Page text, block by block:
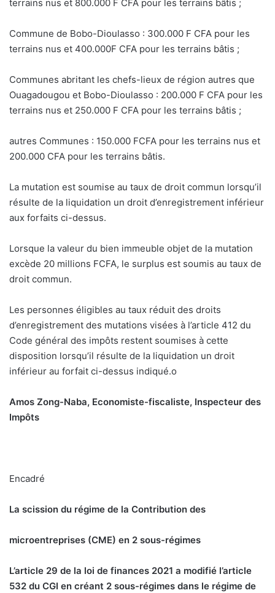
terrains nus et 800.000 F CFA pour les terrains bâtis ;
Commune de Bobo-Dioulasso : 300.000 F CFA pour les
terrains nus et 400.000F CFA pour les terrains bâtis ;
Communes abritant les chefs-lieux de région autres que
Ouagadougou et Bobo-Dioulasso : 200.000 F CFA pour les
terrains nus et 250.000 F CFA pour les terrains bâtis ;
autres Communes : 150.000 FCFA pour les terrains nus et
200.000 CFA pour les terrains bâtis.
La mutation est soumise au taux de droit commun lorsqu’il
résulte de la liquidation un droit d’enregistrement inférieur
aux forfaits ci-dessus.
Lorsque la valeur du bien immeuble objet de la mutation
excède 20 millions FCFA, le surplus est soumis au taux de
droit commun.
Les personnes éligibles au taux réduit des droits
d’enregistrement des mutations visées à l’article 412 du
Code général des impôts restent soumises à cette
disposition lorsqu’il résulte de la liquidation un droit
inférieur au forfait ci-dessus indiqué.o
Amos Zong-Naba, Economiste-fiscaliste, Inspecteur des
Impôts
Encadré
La scission du régime de la Contribution des
microentreprises (CME) en 2 sous-régimes
L’article 29 de la loi de finances 2021 a modifié l’article
532 du CGI en créant 2 sous-régimes dans le régime de